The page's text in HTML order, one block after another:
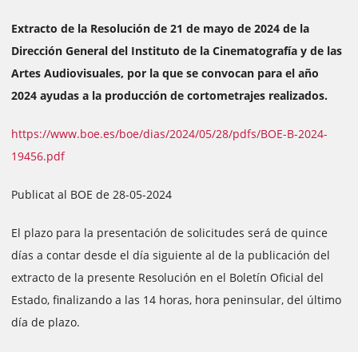
Extracto de la Resolución de 21 de mayo de 2024 de la
Dirección General del Instituto de la Cinematografía y de las
Artes Audiovisuales, por la que se convocan para el año
2024 ayudas a la producción de cortometrajes realizados.
https://www.boe.es/boe/dias/2024/05/28/pdfs/BOE-B-2024-
19456.pdf
Publicat al BOE de 28-05-2024
El plazo para la presentación de solicitudes será de quince
días a contar desde el día siguiente al de la publicación del
extracto de la presente Resolución en el Boletín Oficial del
Estado, finalizando a las 14 horas, hora peninsular, del último
día de plazo.